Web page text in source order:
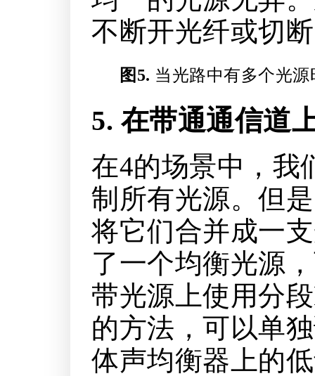
不断开光纤或切
图5. 当光路中有多个光
5. 在带通通信道
在4的场景中，我
制所有光源。但
将它们合并成一
了一个均衡光源
带光源上使用分
的方法，可以单
体声均衡器上的